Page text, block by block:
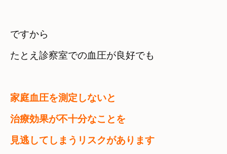
ですから
たとえ診察室での血圧が良好でも
家庭血圧を測定しないと
治療効果が不十分なことを
見逃してしまうリスクがあります